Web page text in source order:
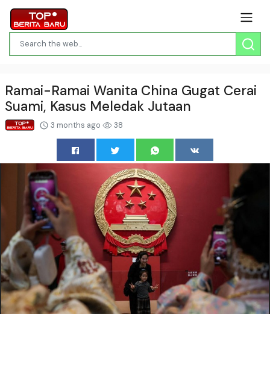
Ramai-Ramai Wanita China Gugat Cerai
Suami, Kasus Meledak Jutaan
3 months ago 38